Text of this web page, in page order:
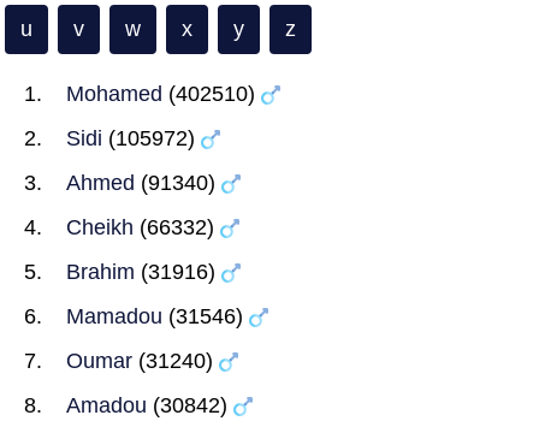
u v w x y z
Mohamed (402510)
Sidi (105972)
Ahmed (91340)
Cheikh (66332)
Brahim (31916)
Mamadou (31546)
Oumar (31240)
Amadou (30842)